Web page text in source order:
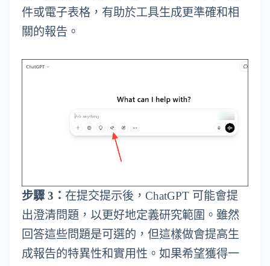
件或電子表格，有助於工具生成更準確和相
關的報告。
步驟 3： 在提交提示後，ChatGPT 可能會提
出澄清問題，以更好地定義研究範圍。雖然
回答這些問題是可選的，但這樣做會提高生
成報告的特異性和實用性。如果希望獲得一